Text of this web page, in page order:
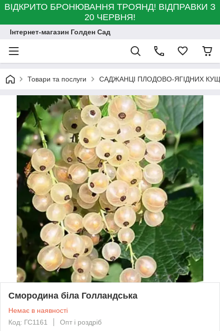
ВІДКРИТО БРОНЮВАННЯ ТРОЯНД! ВІДПРАВКИ З
20 ЧЕРВНЯ!
Інтернет-магазин Голден Сад
Товари та послуги САДЖАНЦІ ПЛОДОВО-ЯГІДНИХ
Смородина біла Голландська
Немає в наявності
Код: ГС1161
Опт і роздріб